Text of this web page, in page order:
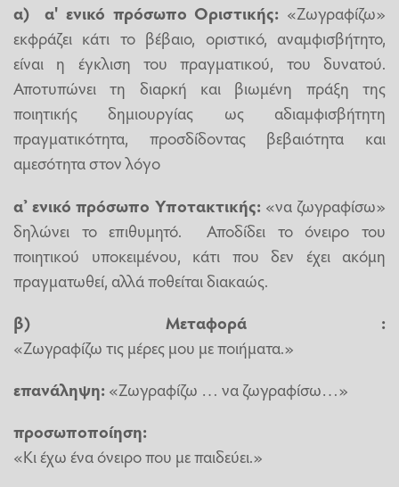
α) α' ενικό πρόσωπο Οριστικής: «Ζωγραφίζω»
εκφράζει κάτι το βέβαιο, οριστικό, αναμφισβήτητο,
είναι η έγκλιση του πραγματικού, του δυνατού.
Αποτυπώνει τη διαρκή και βιωμένη πράξη της
ποιητικής δημιουργίας ως αδιαμφισβήτητη
πραγματικότητα, προσδίδοντας βεβαιότητα και
αμεσότητα στον λόγο
α’ ενικό πρόσωπο Υποτακτικής: «να ζωγραφίσω»
δηλώνει το επιθυμητό. Αποδίδει το όνειρο του
ποιητικού υποκειμένου, κάτι που δεν έχει ακόμη
πραγματωθεί, αλλά ποθείται διακαώς.
β) Μεταφορά :
«Ζωγραφίζω τις μέρες μου με ποιήματα.»
επανάληψη: «Ζωγραφίζω … να ζωγραφίσω…»
προσωποποίηση:
«Κι έχω ένα όνειρο που με παιδεύει.»